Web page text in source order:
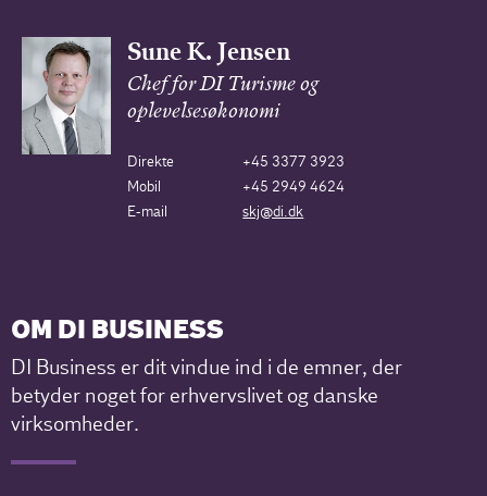
Sune K. Jensen
Chef for DI Turisme og
oplevelsesøkonomi
Direkte
+45 3377 3923
Mobil
+45 2949 4624
E-mail
skj@di.dk
OM DI BUSINESS
DI Business er dit vindue ind i de emner, der
betyder noget for erhvervslivet og danske
virksomheder.